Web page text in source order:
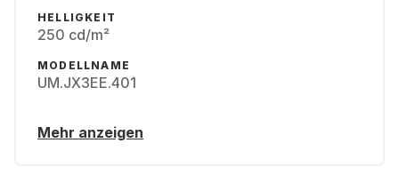
HELLIGKEIT
250 cd/m²
MODELLNAME
UM.JX3EE.401
Mehr anzeigen